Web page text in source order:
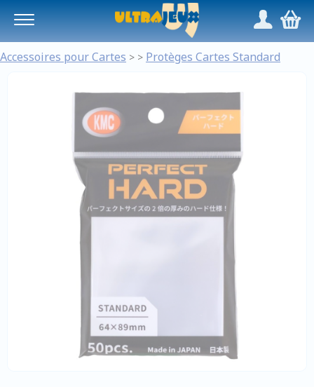
/,
Accessoires pour Cartes > > Protèges Cartes Standard